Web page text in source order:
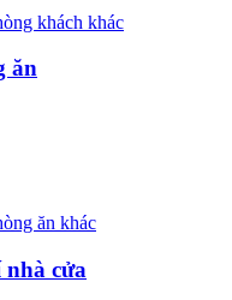
khách khác
ăn
ăn khác
cửa